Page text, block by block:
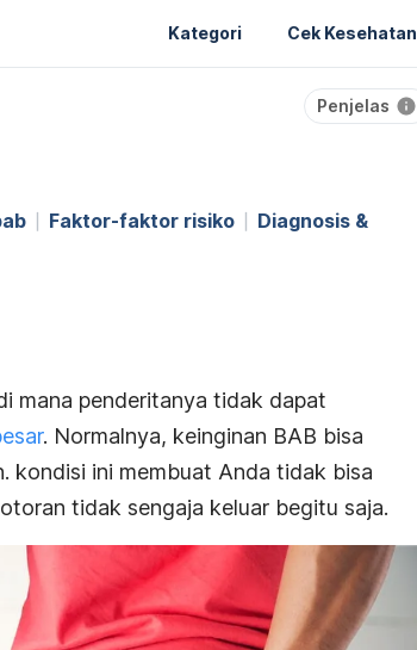
Kategori Cek Kesehatan
Penjelas
Faktor-faktor risiko
Diagnosis &
mana penderitanya tidak dapat
. Normalnya, keinginan BAB bisa
kondisi ini membuat Anda tidak bisa
tidak sengaja keluar begitu saja.